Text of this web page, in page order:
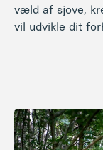
væld af sjove,
vil udvikle dit